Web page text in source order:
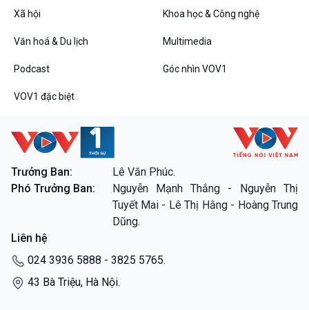
Xã hội Khoa học & Công nghệ
Văn hoá & Du lịch Multimedia
Podcast Góc nhìn VOV1
VOV1 đặc biệt
Trưởng Ban:
Lê Văn Phúc.
Phó Trưởng Ban:
Nguyễn Mạnh Thắng - Nguyễn Thị
Tuyết Mai - Lê Thị Hằng - Hoàng Trung
Dũng.
Liên hệ
024 3936 5888 - 3825 5765.
43 Bà Triệu, Hà Nội.